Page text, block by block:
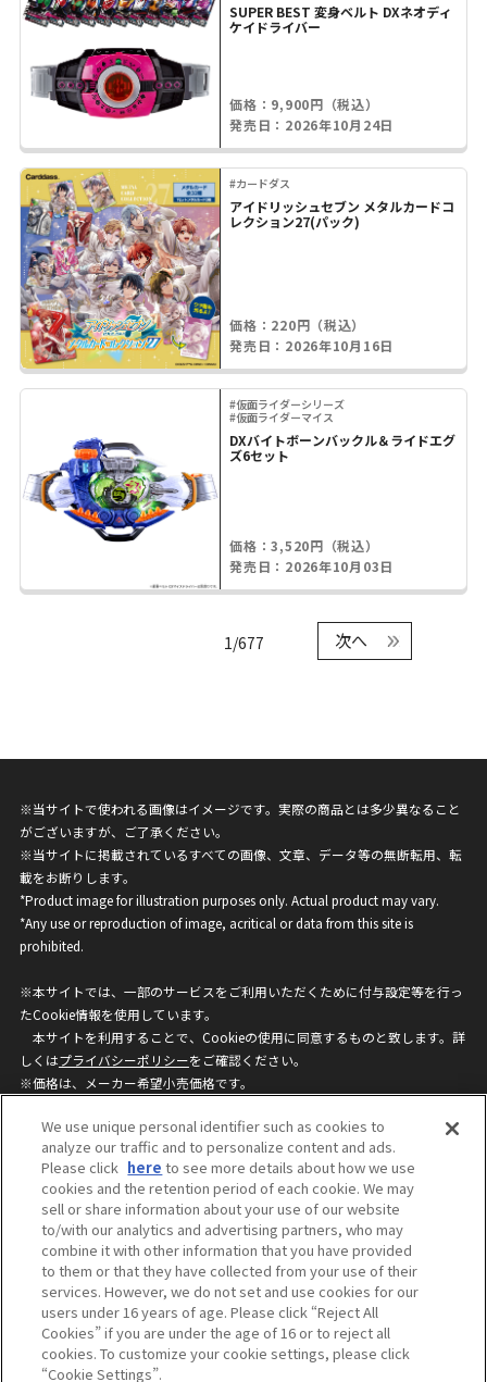
SUPER BEST 変身ベルト DXネオディ
ケイドライバー
価格：9,900円（税込）
発売日：2026年10月24日
#カードダス
アイドリッシュセブン メタルカードコ
レクション27(パック)
価格：220円（税込）
発売日：2026年10月16日
#仮面ライダーシリーズ
#仮面ライダーマイス
DXバイトボーンバックル＆ライドエグ
ズ6セット
価格：3,520円（税込）
発売日：2026年10月03日
1/677 次へ
※当サイトで使われる画像はイメージです。実際の商品とは多少異なること
がございますが、ご了承ください。
※当サイトに掲載されているすべての画像、文章、データ等の無断転用、転
載をお断りします。
*Product image for illustration purposes only. Actual product may vary.
*Any use or reproduction of image, acritical or data from this site is
prohibited.
※本サイトでは、一部のサービスをご利用いただくために付与設定等を行っ
たCookie情報を使用しています。
本サイトを利用することで、Cookieの使用に同意するものと致します。詳
しくはプライバシーポリシーをご確認ください。
※価格は、メーカー希望小売価格です。
ざいますのでご了承ください。
privacypolicy
Do Not Sell or Share My
Personal Information
ウェブサイトご利用条件
ソーシャルメディアポリシー
個人情報保護方針
お問い合わせ
©BANDAI
We use unique personal identifier such as cookies to
analyze our traffic and to personalize content and ads.
Please click here to see more details about how we use
cookies and the retention period of each cookie. We may
sell or share information about your use of our website
to/with our analytics and advertising partners, who may
combine it with other information that you have provided
to them or that they have collected from your use of their
services. However, we do not set and use cookies for our
users under 16 years of age. Please click “Reject All
Cookies” if you are under the age of 16 or to reject all
cookies. To customize your cookie settings, please click
“Cookie Settings”.